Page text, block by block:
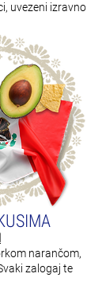
uvezeni izravno
narančom,
zalogaj te